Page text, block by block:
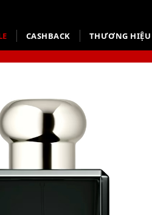
CASHBACK THƯƠNG HIỆU